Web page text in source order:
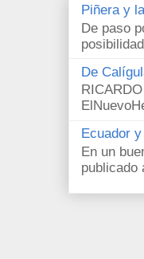
Piñera y
De paso
De
Ecuador
En un
publicado